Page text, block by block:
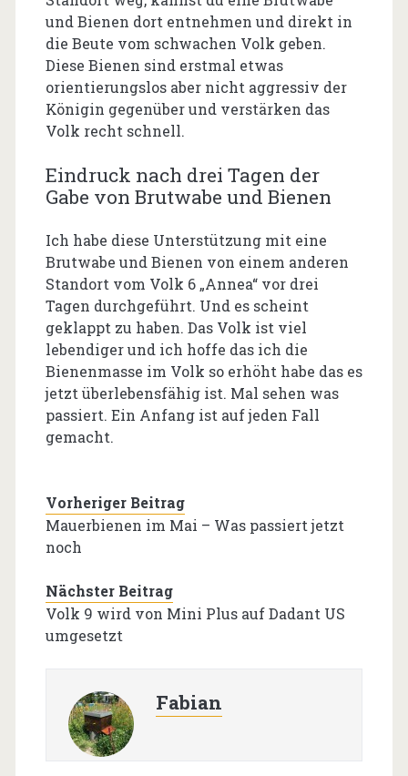
und Bienen dort entnehmen und direkt in
die Beute vom schwachen Volk geben.
Diese Bienen sind erstmal etwas
orientierungslos aber nicht aggressiv der
Königin gegenüber und verstärken das
Volk recht schnell.
Eindruck nach drei Tagen der
Gabe von Brutwabe und Bienen
Ich habe diese Unterstützung mit eine
Brutwabe und Bienen von einem anderen
Standort vom Volk 6 „Annea“ vor drei
Tagen durchgeführt. Und es scheint
geklappt zu haben. Das Volk ist viel
lebendiger und ich hoffe das ich die
Bienenmasse im Volk so erhöht habe das es
jetzt überlebensfähig ist. Mal sehen was
passiert. Ein Anfang ist auf jeden Fall
gemacht.
Vorheriger Beitrag
Mauerbienen im Mai – Was passiert jetzt
noch
Nächster Beitrag
Volk 9 wird von Mini Plus auf Dadant US
umgesetzt
Fabian